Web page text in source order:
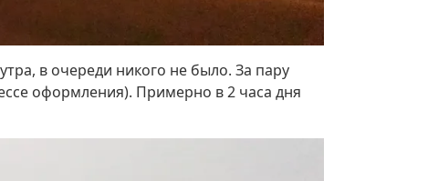
в очереди никого не было. За пару
оформления). Примерно в 2 часа дня